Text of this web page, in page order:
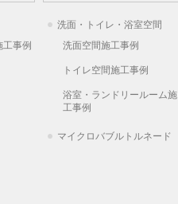
事例
洗面・トイレ・浴室空間
洗面空間施工事例
トイレ空間施工事例
浴室・ランドリールーム施
工事例
マイクロバブルトルネード